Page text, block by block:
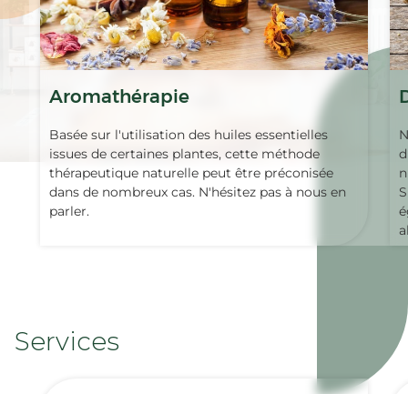
Aromathérapie
Basée sur l'utilisation des huiles essentielles
issues de certaines plantes, cette méthode
thérapeutique naturelle peut être préconisée
dans de nombreux cas. N'hésitez pas à nous en
parler.
Services